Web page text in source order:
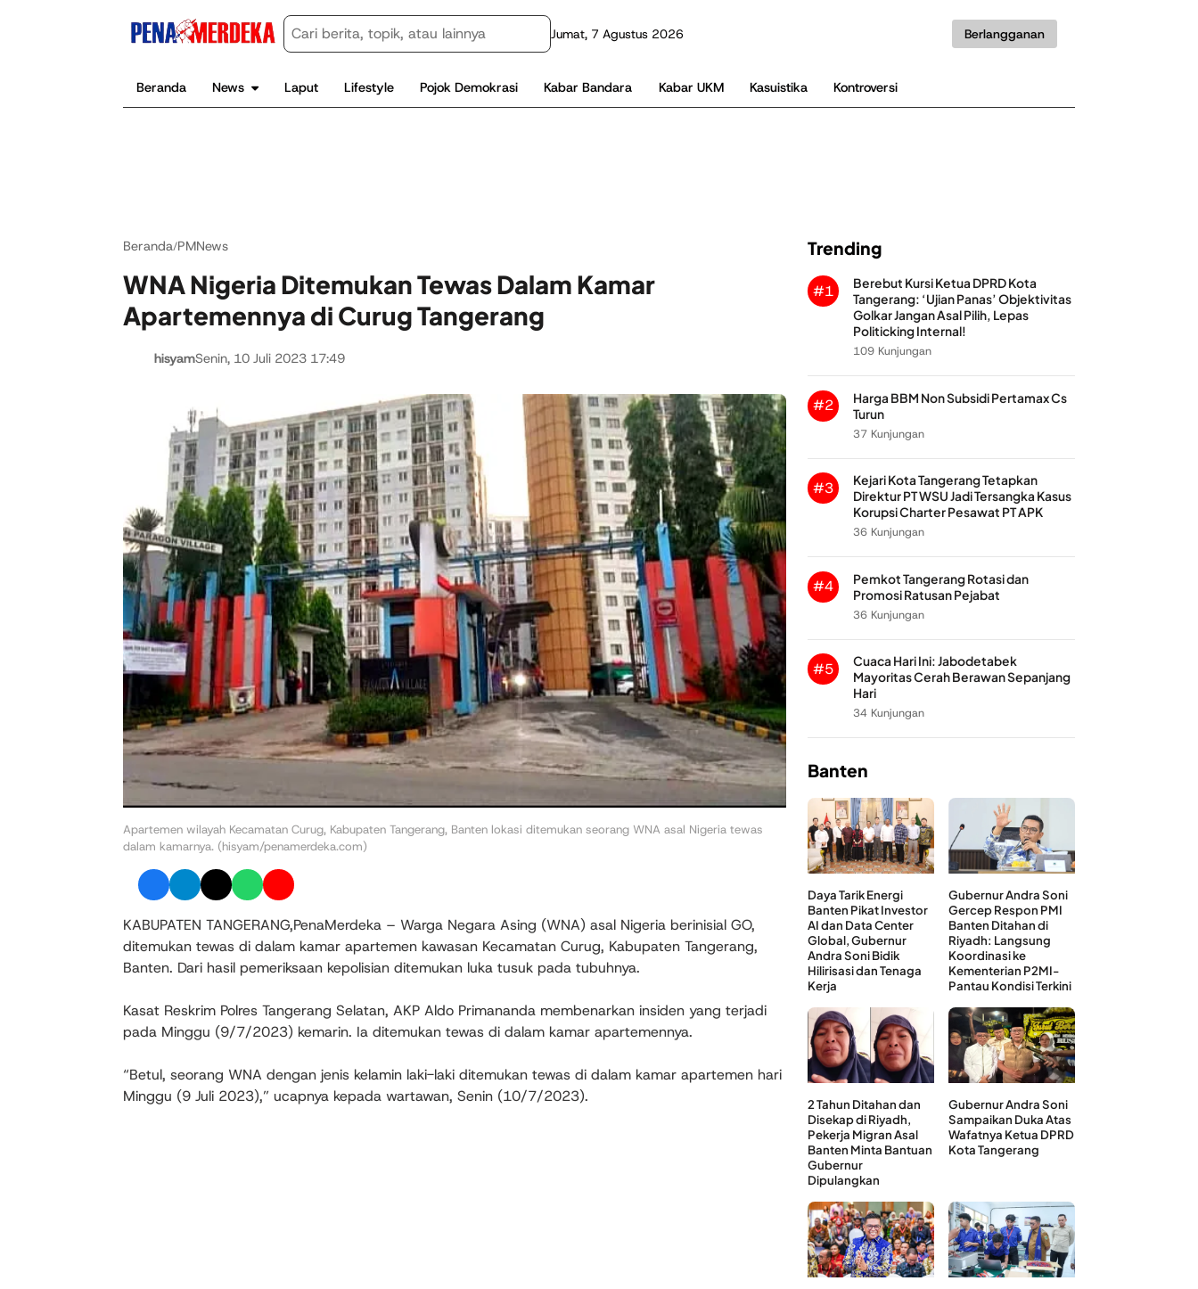
Jumat, 7 Agustus 2026 Berlangganan
Beranda News Laput Lifestyle Pojok Demokrasi Kabar Bandara Kabar UKM Kasuistika Kontroversi
Beranda/PMNews
WNA Nigeria Ditemukan Tewas Dalam Kamar
Apartemennya di Curug Tangerang
hisyamSenin, 10 Juli 2023 17:49
Apartemen wilayah Kecamatan Curug, Kabupaten Tangerang, Banten lokasi ditemukan seorang WNA asal Nigeria tewas
dalam kamarnya. (hisyam/penamerdeka.com)
KABUPATEN TANGERANG,PenaMerdeka – Warga Negara Asing (WNA) asal Nigeria berinisial GO,
ditemukan tewas di dalam kamar apartemen kawasan Kecamatan Curug, Kabupaten Tangerang,
Banten. Dari hasil pemeriksaan kepolisian ditemukan luka tusuk pada tubuhnya.
Kasat Reskrim Polres Tangerang Selatan, AKP Aldo Primananda membenarkan insiden yang terjadi
pada Minggu (9/7/2023) kemarin. Ia ditemukan tewas di dalam kamar apartemennya.
“Betul, seorang WNA dengan jenis kelamin laki-laki ditemukan tewas di dalam kamar apartemen hari
Minggu (9 Juli 2023),” ucapnya kepada wartawan, Senin (10/7/2023).
Trending
#1
Berebut Kursi Ketua DPRD Kota
Tangerang: ‘Ujian Panas’ Objektivitas
Golkar Jangan Asal Pilih, Lepas
Politicking Internal!
109 Kunjungan
#2
Harga BBM Non Subsidi Pertamax Cs
Turun
37 Kunjungan
#3
Kejari Kota Tangerang Tetapkan
Direktur PT WSU Jadi Tersangka Kasus
Korupsi Charter Pesawat PT APK
36 Kunjungan
#4
Pemkot Tangerang Rotasi dan
Promosi Ratusan Pejabat
36 Kunjungan
#5
Cuaca Hari Ini: Jabodetabek
Mayoritas Cerah Berawan Sepanjang
Hari
34 Kunjungan
Banten
Daya Tarik Energi
Banten Pikat Investor
AI dan Data Center
Global, Gubernur
Andra Soni Bidik
Hilirisasi dan Tenaga
Kerja
Gubernur Andra Soni
Gercep Respon PMI
Banten Ditahan di
Riyadh: Langsung
Koordinasi ke
Kementerian P2MI-
Pantau Kondisi Terkini
2 Tahun Ditahan dan
Disekap di Riyadh,
Pekerja Migran Asal
Banten Minta Bantuan
Gubernur
Dipulangkan
Gubernur Andra Soni
Sampaikan Duka Atas
Wafatnya Ketua DPRD
Kota Tangerang